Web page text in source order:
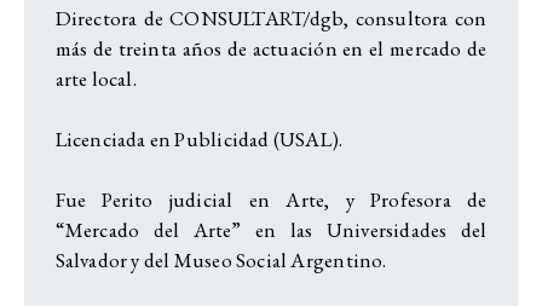
Directora de CONSULTART/dgb, consultora con
más de treinta años de actuación en el mercado de
arte local.
Licenciada en Publicidad (USAL).
Fue Perito judicial en Arte, y Profesora de
“Mercado del Arte” en las Universidades del
Salvador y del Museo Social Argentino.